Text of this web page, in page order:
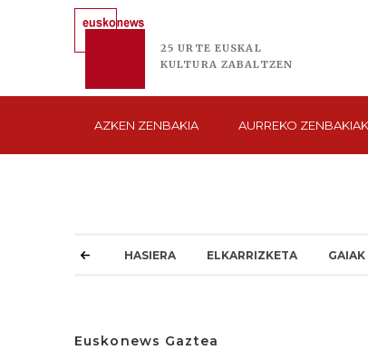
25 URTE EUSKAL
KULTURA ZABALTZEN
AZKEN ZENBAKIA AURREKO ZENBAKIAK
HASIERA ELKARRIZKETA GAIAK
Euskonews Gaztea